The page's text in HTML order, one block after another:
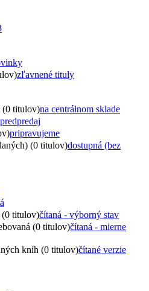
zľavnené tituly
(0 titulov)na centrálnom sklade
predpredaj
pripravujeme
(0 titulov)dostupná (bez
(0 titulov)čítaná - výborný stav
(0 titulov)čítaná - mierne
kníh (0 titulov)čítané verzie